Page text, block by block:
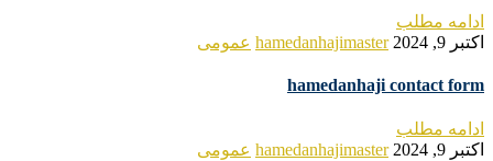
ادامه مطلب
اکتبر 9, 2024
hamedanhajimaster عمومی
hamedanhaji contact form
ادامه مطلب
اکتبر 9, 2024
hamedanhajimaster عمومی